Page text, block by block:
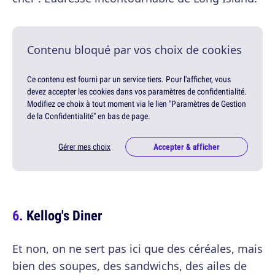
Contenu bloqué par vos choix de cookies
Ce contenu est fourni par un service tiers. Pour l'afficher, vous
devez accepter les cookies dans vos paramètres de confidentialité.
Modifiez ce choix à tout moment via le lien "Paramètres de Gestion
de la Confidentialité" en bas de page.
Gérer mes choix Accepter & afficher
Kellog's Diner
Et non, on ne sert pas ici que des céréales, mais
bien des soupes, des sandwichs, des ailes de